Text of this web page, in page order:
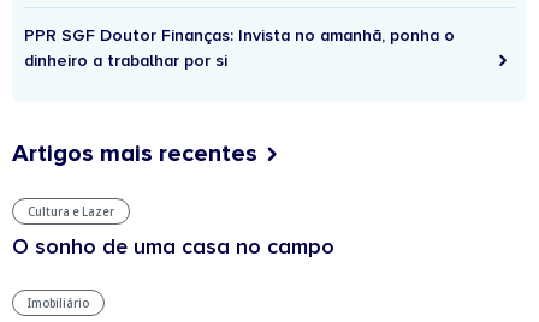
PPR SGF Doutor Finanças: Invista no amanhã, ponha o
dinheiro a trabalhar por si
Artigos mais recentes
Cultura e Lazer
O sonho de uma casa no campo
Imobiliário